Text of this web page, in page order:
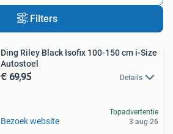
Filters
Ding Riley Black Isofix 100-150 cm i-Size
Autostoel
€ 69,95 Details
Bezoek website
Topadvertentie
3 aug 26